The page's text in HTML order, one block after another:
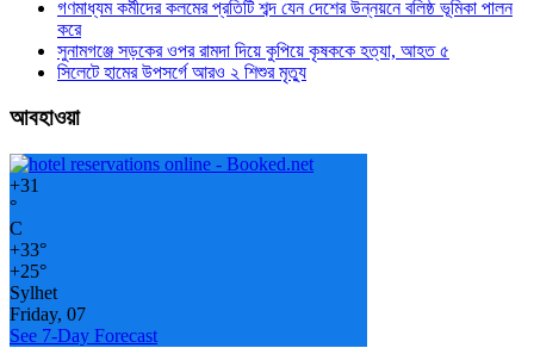
গণমাধ্যম কর্মীদের কলমের প্রতিটি শব্দ যেন দেশের উন্নয়নে বলিষ্ঠ ভূমিকা পালন
করে
সুনামগঞ্জে সড়কের ওপর রামদা দিয়ে কুপিয়ে কৃষককে হত্যা, আহত ৫
সিলেটে হামের উপসর্গে আরও ২ শিশুর মৃত্যু
আবহাওয়া
+31
°
C
+33°
+25°
Sylhet
Friday, 07
See 7-Day Forecast